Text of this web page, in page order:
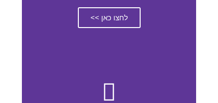
לחצו כאן >>